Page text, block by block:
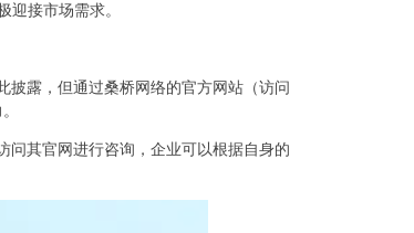
迎接市场需求。
披露，但通过桑桥网络的官方网站（访问
问其官网进行咨询，企业可以根据自身的